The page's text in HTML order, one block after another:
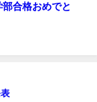
合格おめでと